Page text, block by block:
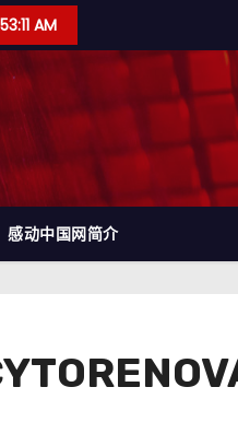
AM
感动中国网简介